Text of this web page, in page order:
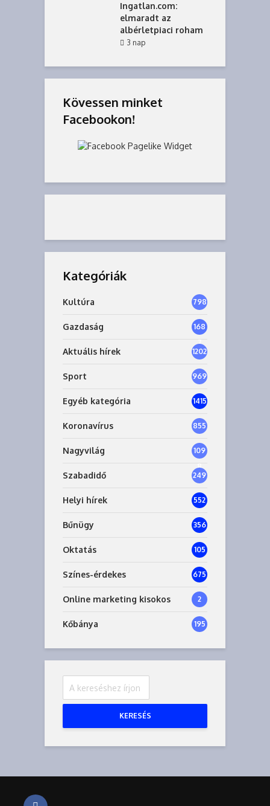
Ingatlan.com:
elmaradt az
albérletpiaci roham
3 nap
Kövessen minket
Facebookon!
Kategóriák
Kultúra 798
Gazdaság
168
7
Aktuális hírek 1202
Sport 969
Egyéb kategória 1415
Koronavírus 855
Nagyvilág
109
8
Szabadidő 249
Helyi hírek 552
Bűnügy 356
Oktatás 105
Színes-érdekes 675
Online marketing kisokos 2
Kőbánya 195
KERESÉS